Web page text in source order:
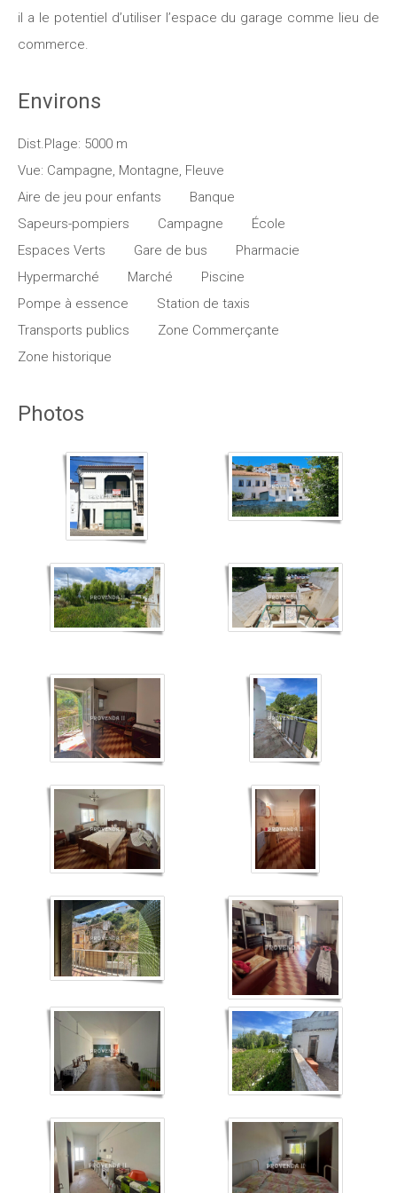
il a le potentiel d’utiliser l’espace du garage comme lieu de
commerce.
Environs
Dist.Plage: 5000 m
Vue: Campagne, Montagne, Fleuve
Aire de jeu pour enfants
Banque
Sapeurs-pompiers
Campagne
École
Espaces Verts
Gare de bus
Pharmacie
Hypermarché
Marché
Piscine
Pompe à essence
Station de taxis
Transports publics
Zone Commerçante
Zone historique
Photos